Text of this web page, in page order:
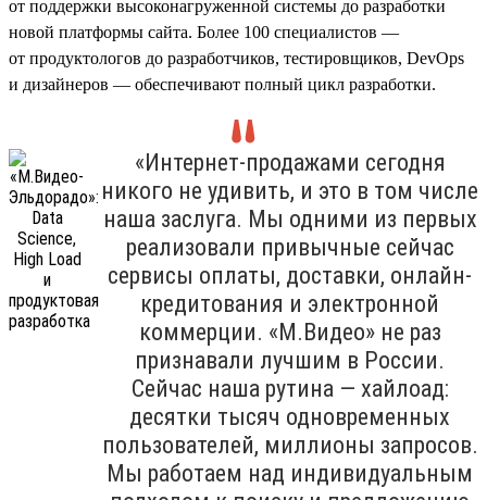
от поддержки высоконагруженной системы до разработки
новой платформы сайта. Более 100 специалистов —
от продуктологов до разработчиков, тестировщиков, DevOps
и дизайнеров — обеспечивают полный цикл разработки.
«Интернет-продажами сегодня
никого не удивить, и это в том числе
наша заслуга. Мы одними из первых
реализовали привычные сейчас
сервисы оплаты, доставки, онлайн-
кредитования и электронной
коммерции. «М.Видео» не раз
признавали лучшим в России.
Сейчас наша рутина — хайлоад:
десятки тысяч одновременных
пользователей, миллионы запросов.
Мы работаем над индивидуальным